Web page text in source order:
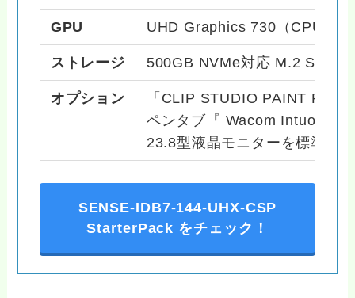
GPU UHD Graphics 730（CPU内
ストレージ 500GB NVMe対応 M.2 SSD
オプション
「CLIP STUDIO PAINT PRO
ペンタブ『 Wacom Intuos 』
23.8型液晶モニターを標準セ
SENSE-IDB7-144-UHX-CSP
StarterPack をチェック！